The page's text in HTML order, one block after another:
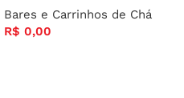
Bares e Carrinhos de Chá
R$ 0,00